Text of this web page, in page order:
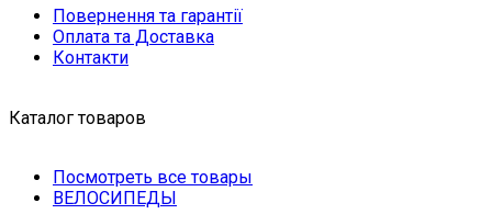
Повернення та гарантії
Оплата та Доставка
Контакти
Каталог товаров
Посмотреть все товары
ВЕЛОСИПЕДЫ